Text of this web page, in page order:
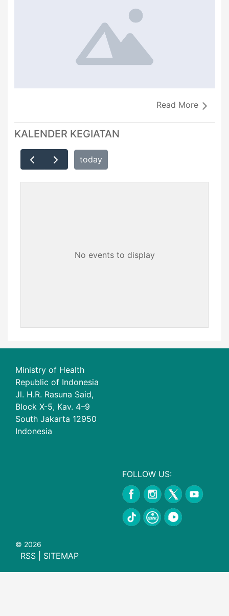
Read More
KALENDER KEGIATAN
today
No events to display
Ministry of Health
Republic of Indonesia
Jl. H.R. Rasuna Said,
Block X-5, Kav. 4–9
South Jakarta 12950
Indonesia
FOLLOW US:
© 2026
RSS SITEMAP